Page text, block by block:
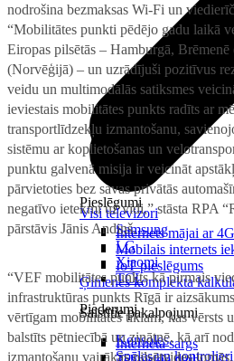
Pieslēgumi
Internets mājai ar
Mobilais internets
IoT pieslēgums
Ģimenes komplekta
Saistītie pakalpojumi
Interneta sargs
Visi televizori
Samsung
LG
Xiaomi
TCL
Piederumi
Konsoles
Spēles un kontrolieri
nodrošina bezmaksas Wi-Fi un
“Mobilitātes punkti pēdējo gadu laikā
Eiropas pilsētās – Hamburgā,
(Norvēģijā) – un uzrādījuši pozitīvus
veidu un multimodālās satiksmes
ieviestais mobilitātes punkts radīts ar
transportlīdzekļu izmantošanu,
sistēmu ar koplietošanas un
punktu galvenā misija ir veicināt
pārvietoties bez savas privātās
negatīvo ietekmi uz vidi,” stāsta RPA
pārstāvis Jānis Andiņš.
“VEF mobilitātes punkts kā pirmais
infrastruktūras punkts Rīgā ir
vērtīgam mobilitātes tīklam, kas vērsts
balstīts pētniecībā un zinātnē, kā arī
izmantošanu vairākās pilsētvides